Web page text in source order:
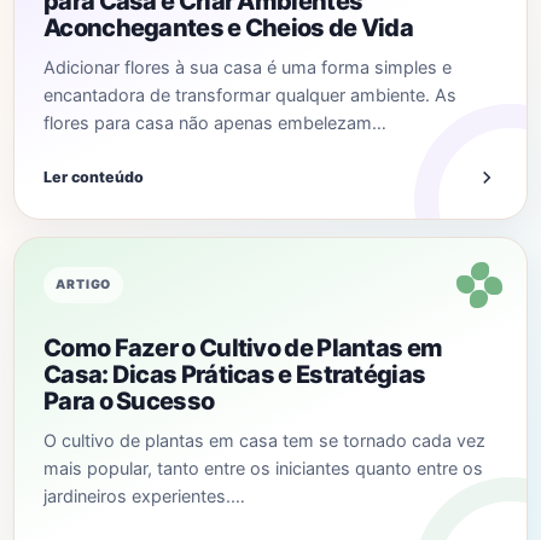
Aconchegantes e Cheios de Vida
Adicionar flores à sua casa é uma forma simples e
encantadora de transformar qualquer ambiente. As
flores para casa não apenas embelezam…
Ler conteúdo
ARTIGO
Como Fazer o Cultivo de Plantas em
Casa: Dicas Práticas e Estratégias
Para o Sucesso
O cultivo de plantas em casa tem se tornado cada vez
mais popular, tanto entre os iniciantes quanto entre os
jardineiros experientes.…